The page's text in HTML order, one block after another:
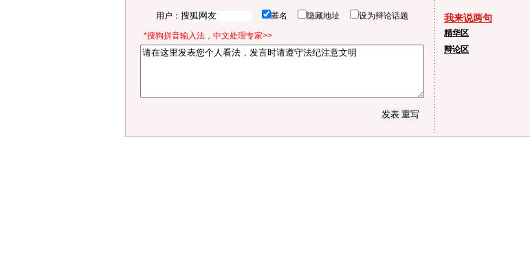
用户： 匿名 隐藏地址 设为辩论话题
*搜狗拼音输入法，中文处理专家>>
我来说两句
精华区
辩论区